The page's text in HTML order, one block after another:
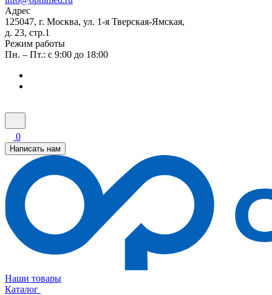
Адрес
125047, г. Москва, ул. 1-я Тверская-Ямская,
д. 23, стр.1
Режим работы
Пн. – Пт.: с 9:00 до 18:00
0
Написать нам
Наши товары
Каталог